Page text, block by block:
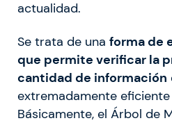
actualidad.
Se trata de una forma de
que permite verificar la
cantidad de información
extremadamente
Básicamente, el Árbol de